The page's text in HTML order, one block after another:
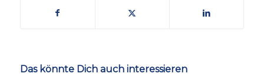
Das könnte Dich auch interessieren